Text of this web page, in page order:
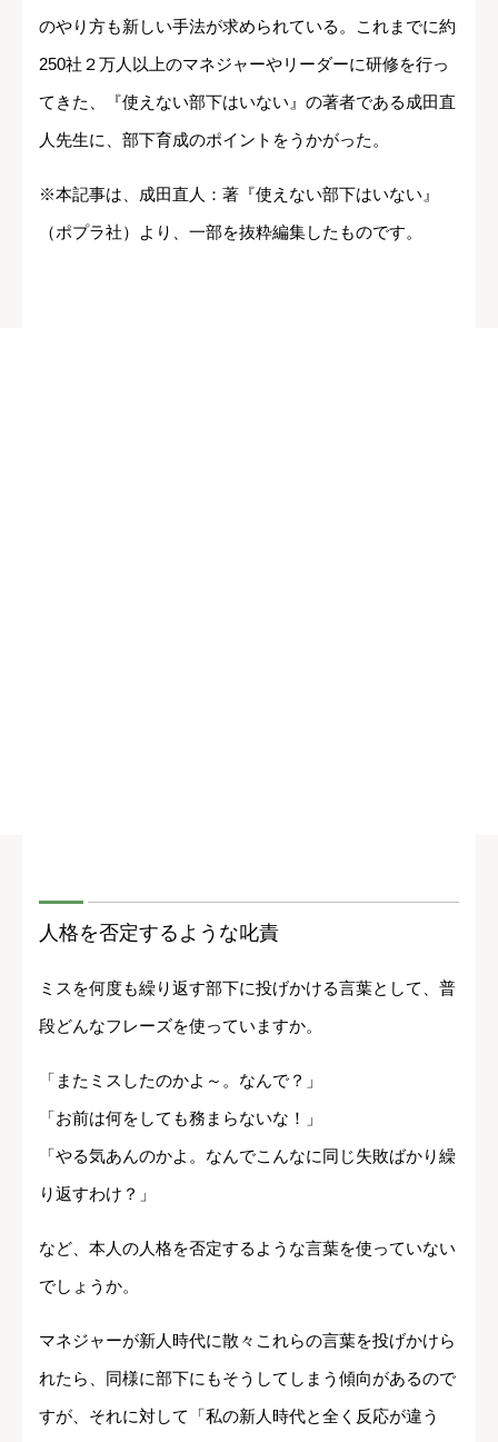
のやり方も新しい手法が求められている。これまでに約
250社２万人以上のマネジャーやリーダーに研修を行っ
てきた、『使えない部下はいない』の著者である成田直
人先生に、部下育成のポイントをうかがった。
※本記事は、成田直人：著『使えない部下はいない』
（ポプラ社）より、一部を抜粋編集したものです。
人格を否定するような叱責
ミスを何度も繰り返す部下に投げかける言葉として、普
段どんなフレーズを使っていますか。
「またミスしたのかよ～。なんで？」
「お前は何をしても務まらないな！」
「やる気あんのかよ。なんでこんなに同じ失敗ばかり繰
り返すわけ？」
など、本人の人格を否定するような言葉を使っていない
でしょうか。
マネジャーが新人時代に散々これらの言葉を投げかけら
れたら、同様に部下にもそうしてしまう傾向があるので
すが、それに対して「私の新人時代と全く反応が違う